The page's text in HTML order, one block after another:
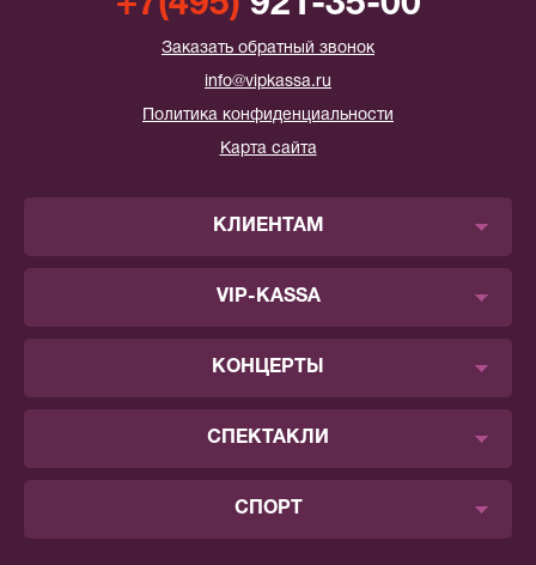
Заказать обратный звонок
info@vipkassa.ru
Политика конфиденциальности
Карта сайта
КЛИЕНТАМ
VIP-KASSA
КОНЦЕРТЫ
СПЕКТАКЛИ
СПОРТ